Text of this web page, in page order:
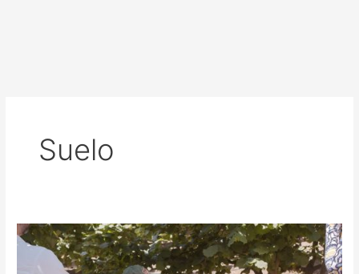
Suelo
Una
revolución
desde